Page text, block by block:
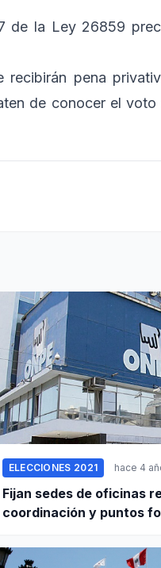
de la Ley 26859
pena
de conocer el
ELECCIONES 2021 hace 4
Fijan sedes de oficinas
coordinación y puntos